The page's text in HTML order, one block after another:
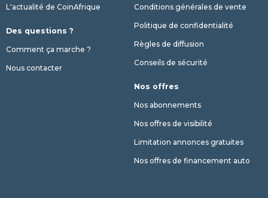
L'actualité de CoinAfrique
Des questions ?
Comment ça marche ?
Nous contacter
Conditions générales de vente
Politique de confidentialité
Règles de diffusion
Conseils de sécurité
Nos offres
Nos abonnements
Nos offres de visibilité
Limitation annonces gratuites
Nos offres de financement auto